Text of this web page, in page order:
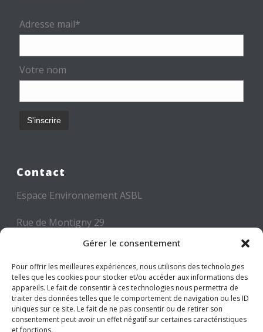
Gérer le consentement
Pour offrir les meilleures expériences, nous utilisons des technologies
telles que les cookies pour stocker et/ou accéder aux informations des
appareils. Le fait de consentir à ces technologies nous permettra de
traiter des données telles que le comportement de navigation ou les ID
uniques sur ce site. Le fait de ne pas consentir ou de retirer son
consentement peut avoir un effet négatif sur certaines caractéristiques
et fonctions.
Adresse mail*
Votre nom
Contact
Espace Environnement ASBL
Rue de Montigny 29
6000 CHARLEROI
Tél: +32 71 300 300
Mail: info@espace-environnement.be
TVA BE 0416.116.340